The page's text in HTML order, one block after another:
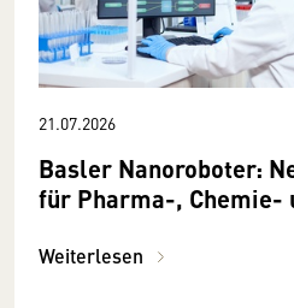
21.07.2026
Basler Nanoroboter:
für Pharma-, Chemie-
Weiterlesen